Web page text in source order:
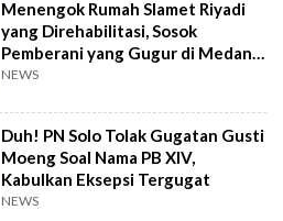
Menengok Rumah Slamet Riyadi
yang Direhabilitasi, Sosok
Pemberani yang Gugur di Medan
Perang
NEWS
Duh! PN Solo Tolak Gugatan Gusti
Moeng Soal Nama PB XIV,
Kabulkan Eksepsi Tergugat
NEWS